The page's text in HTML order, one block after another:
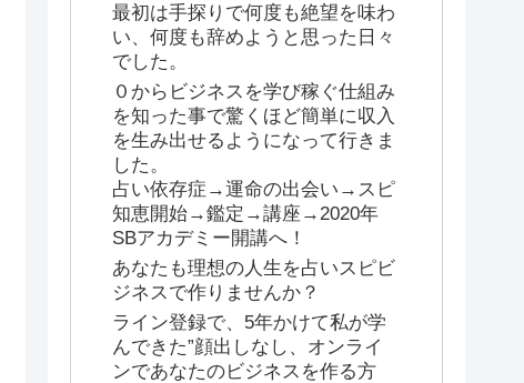
最初は手探りで何度も絶望を味わ
い、何度も辞めようと思った日々
でした。
０からビジネスを学び稼ぐ仕組み
を知った事で驚くほど簡単に収入
を生み出せるようになって行きま
した。
占い依存症→運命の出会い→スピ
知恵開始→鑑定→講座→2020年
SBアカデミー開講へ！
あなたも理想の人生を占いスピビ
ジネスで作りませんか？
ライン登録で、5年かけて私が学
んできた”顔出しなし、オンライ
ンであなたのビジネスを作る方